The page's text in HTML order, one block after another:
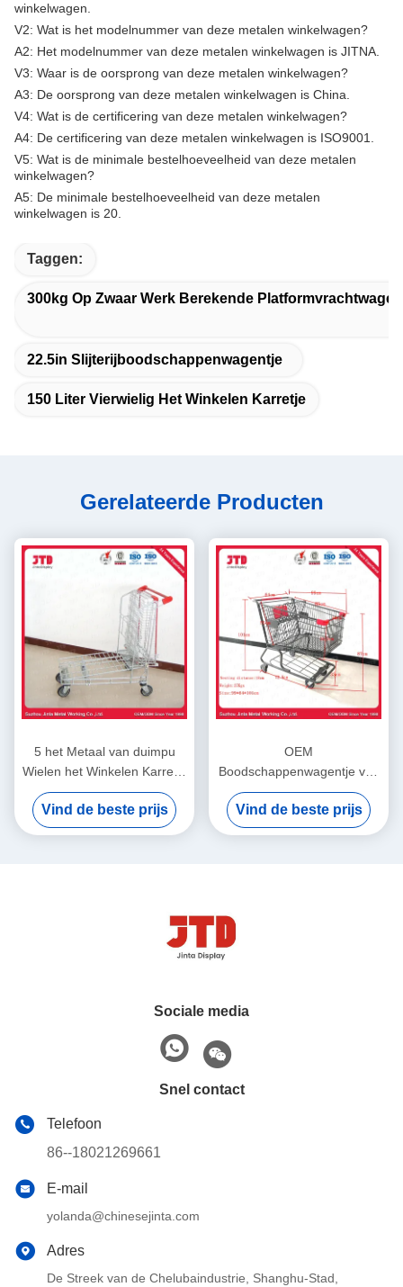
winkelwagen.
V2: Wat is het modelnummer van deze metalen winkelwagen?
A2: Het modelnummer van deze metalen winkelwagen is JITNA.
V3: Waar is de oorsprong van deze metalen winkelwagen?
A3: De oorsprong van deze metalen winkelwagen is China.
V4: Wat is de certificering van deze metalen winkelwagen?
A4: De certificering van deze metalen winkelwagen is ISO9001.
V5: Wat is de minimale bestelhoeveelheid van deze metalen
winkelwagen?
A5: De minimale bestelhoeveelheid van deze metalen
winkelwagen is 20.
Taggen:
300kg Op Zwaar Werk Berekende Platformvrachtwagen
22.5in Slijterijboodschappenwagentje
150 Liter Vierwielig Het Winkelen Karretje
Gerelateerde Producten
5 het Metaal van duimpu
Wielen het Winkelen Karretje
van de Karretjes240l het Op
zwaar werk berekende
Lading
Vind de beste prijs
OEM
Boodschappenwagentje van
het het Karretje180l het Op
zwaar werk berekende Staal
van het
Vind de beste prijs
Sociale media
Snel contact
Telefoon
86--18021269661
E-mail
yolanda@chinesejinta.com
Adres
De Streek van de Chelubaindustrie, Shanghu-Stad,